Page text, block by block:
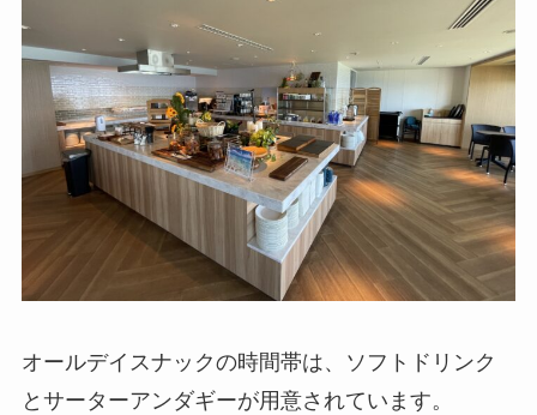
オールデイスナックの時間帯は、ソフトドリンク
とサーターアンダギーが用意されています。